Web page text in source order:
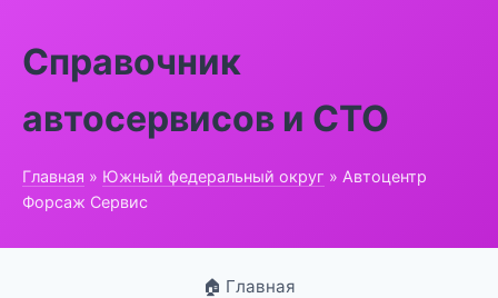
Справочник
автосервисов и СТО
Главная » Южный федеральный округ » Автоцентр
Форсаж Сервис
🏠 Главная